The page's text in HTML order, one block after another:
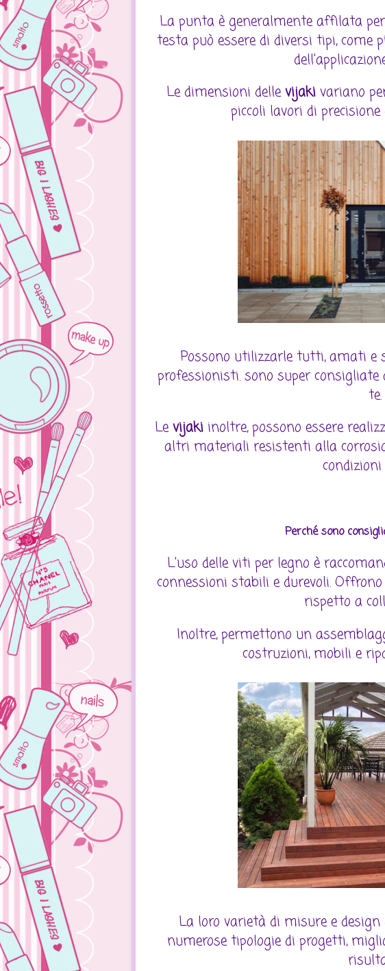
La punta è generalmente affilata
testa può essere di diversi tipi, come
Le dimensioni dellevijaki variano
piccoli lavori di
Possono utilizzarle tutti, amati e
professionisti. sono super
te.
Levijaki inoltre, possono essere
altri materiali resistenti alla
Perché sono
L'uso delle viti per legno è
connessioni stabili e durevoli.
rispetto a
Inoltre, permettono un
costruzioni, mobili e
La loro varietà di misure e
numerose tipologie di progetti,